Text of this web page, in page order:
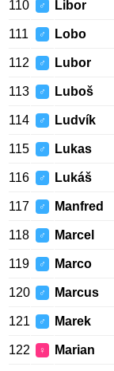
110 ♂ Libor
111 ♂ Lobo
112 ♂ Lubor
113 ♂ Luboš
114 ♂ Ludvík
115 ♂ Lukas
116 ♂ Lukáš
117 ♂ Manfred
118 ♂ Marcel
119 ♂ Marco
120 ♂ Marcus
121 ♂ Marek
122 ♀ Marian